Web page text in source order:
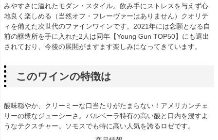
みやすさに溢れたモダン・スタイル。飲み手にストレスを与えず心
地良く楽しめる（当然オフ・フレーヴァーはありません）クオリテ
ィを備えた次世代のファインワインです。2021年には念願となる自
前の醸造所を手に入れた2人は同年【Young Gun TOP50】にも選出
されており、今後の展開がますます楽しみになってきています。
このワインの特徴は
酸味穏やか、クリーミーな口当たりがたまらない！アメリカンチェ
リーの様なジューシーさ。バルベーラ特有の高い酸と口内を浸すよ
うなテクスチャー。ソモスでも特に高い人気を誇るロゼです。